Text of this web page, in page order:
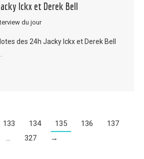
Ickx et Derek Bell
du jour
des 24h Jacky Ickx et Derek Bell
133 134 135 136
137
…
327 →